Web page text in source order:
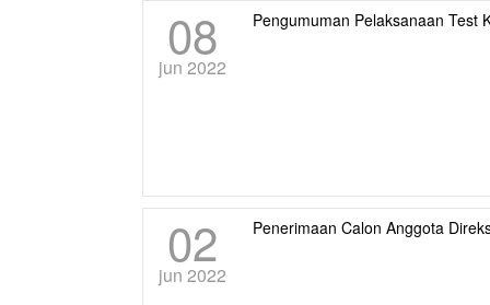
08
jun 2022
Pengumuman Pelaksanaan Test
02
jun 2022
Penerimaan Calon Anggota